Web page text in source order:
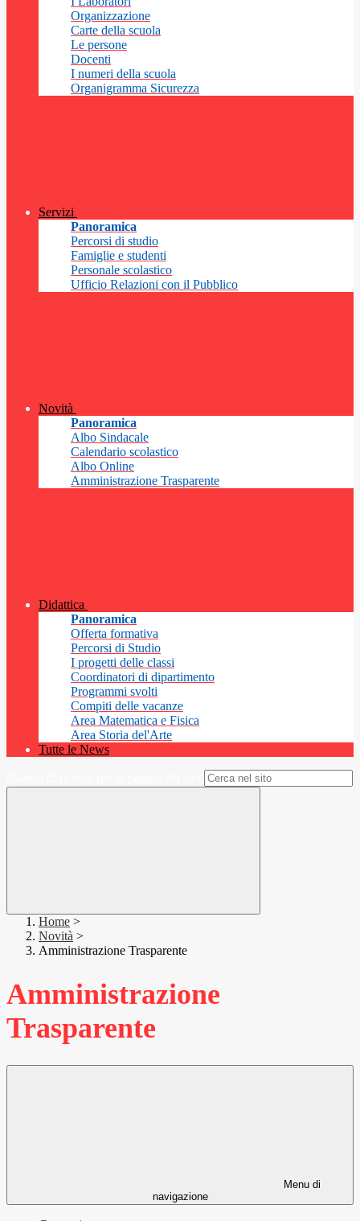
Organizzazione
Carte della scuola
Le persone
Docenti
I numeri della scuola
Organigramma Sicurezza
Servizi
Panoramica
Percorsi di studio
Famiglie e studenti
Personale scolastico
Ufficio Relazioni con il Pubblico
Novità
Panoramica
Albo Sindacale
Calendario scolastico
Albo Online
Amministrazione Trasparente
Didattica
Panoramica
Offerta formativa
Percorsi di Studio
I progetti delle classi
Coordinatori di dipartimento
Programmi svolti
Compiti delle vacanze
Area Matematica e Fisica
Area Storia del'Arte
Tutte le News
Home >
Novità >
Amministrazione Trasparente
Amministrazione
Trasparente
Menu di
navigazione